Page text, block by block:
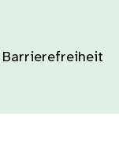
Barrierefreiheit